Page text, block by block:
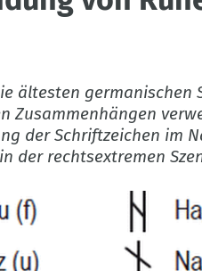
ältesten germanischen
Zusammenhängen
der Schriftzeichen im
der rechtsextremen